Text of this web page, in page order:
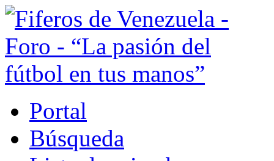
Portal
Búsqueda